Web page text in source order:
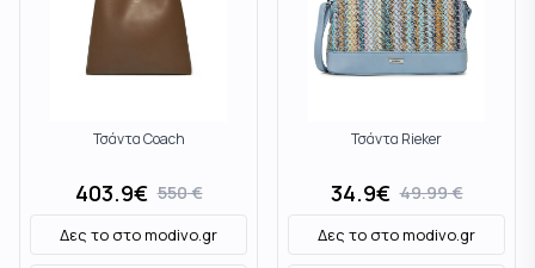
Τσάντα Coach
403.9€ 550€
Δες το στοmodivo.gr
Τσάντα Rieker
34.9€ 49.99€
Δες το στοmodivo.gr